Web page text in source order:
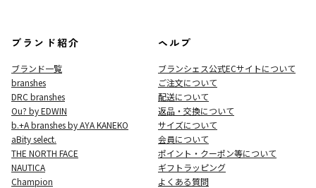
ブランド紹介
ブランド一覧
branshes
DRC branshes
Ou? by EDWIN
b.+A branshes by AYA KANEKO
aBity select.
THE NORTH FACE
NAUTICA
Champion
ヘルプ
ブランシェス公式ECサイトについて
ご注文について
配送について
返品・交換について
サイズについて
会員について
ポイント・クーポン等について
ギフトラッピング
よくある質問